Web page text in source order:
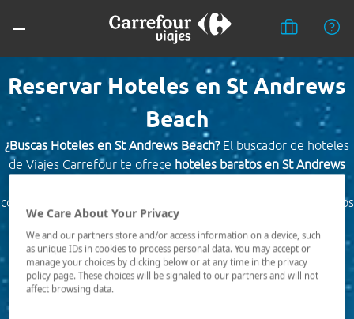
Reservar Hoteles en St Andrews
Beach
¿Buscas Hoteles en St Andrews Beach?El buscador de hoteles
de Viajes Carrefour te ofrece hoteles baratos en St Andrews
comunicados, el hotel que busques nosotros te lo encontramos
al mejor precio.
Destino *
We Care About Your Privacy
We and our partners store and/or access information on a device, such
as unique IDs in cookies to process personal data. You may accept or
manage your choices by clicking below or at any time in the privacy
policy page. These choices will be signaled to our partners and will not
affect browsing data.